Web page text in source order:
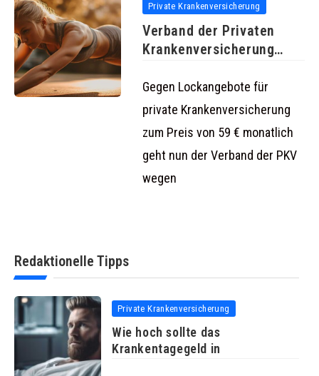
Private Krankenversicherung
Verband der Privaten
Krankenversicherung
Werbung
Gegen Lockangebote für
private Krankenversicherung
zum Preis von 59 € monatlich
geht nun der Verband der PKV
wegen
Redaktionelle Tipps
Private Krankenversicherung
Wie hoch sollte das
Krankentagegeld in